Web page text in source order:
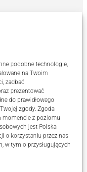
podobne technologie,
na Twoim
zadbać
prezentować
do prawidłowego
zgody. Zgoda
momencie z poziomu
jest Polska
o korzystaniu przez nas
w tym o przysługujących